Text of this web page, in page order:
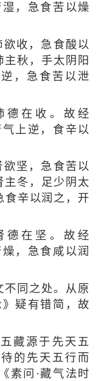
，急食苦以燥
欲收，急食酸以
主秋，手太阴阳
，急食苦以泄
德在收。故经
上逆，食辛以
欲坚，急食苦以
主冬，足少阴太
食辛以润之，开
德在坚。故经
，急食咸以润
不同之处。从原
疑有错简，故
藏源于先天五
的先天五行而
素问·藏气法时